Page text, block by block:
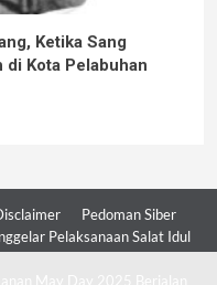
Ketika Sang
Kota Pelabuhan
Pedoman Siber
Pelaksanaan Salat Idul